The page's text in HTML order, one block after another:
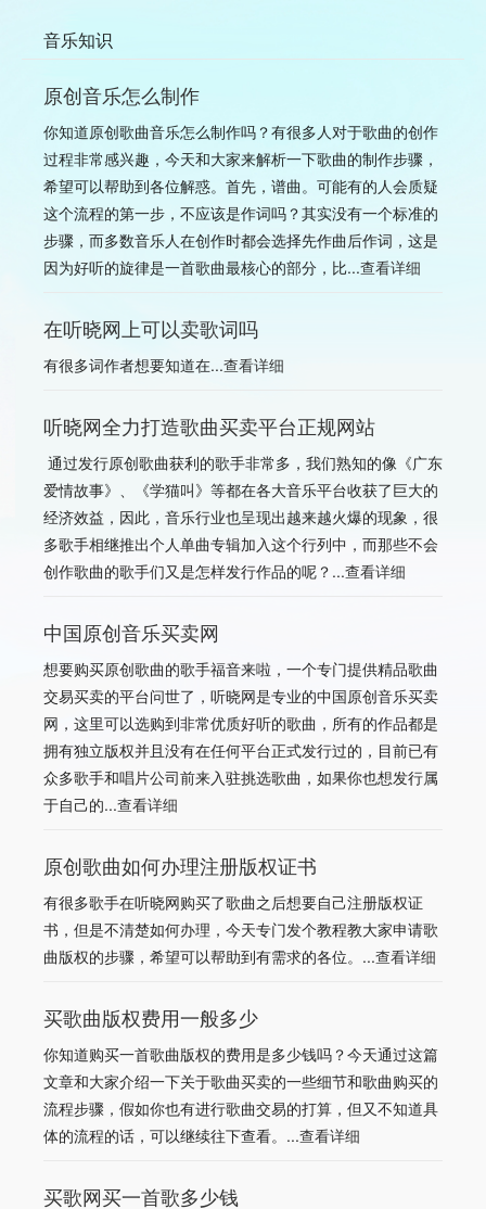
音乐知识
原创音乐怎么制作
你知道原创歌曲音乐怎么制作吗？有很多人对于歌曲的创作
过程非常感兴趣，今天和大家来解析一下歌曲的制作步骤，
希望可以帮助到各位解惑。首先，谱曲。可能有的人会质疑
这个流程的第一步，不应该是作词吗？其实没有一个标准的
步骤，而多数音乐人在创作时都会选择先作曲后作词，这是
因为好听的旋律是一首歌曲最核心的部分，比...查看详细
在听晓网上可以卖歌词吗
有很多词作者想要知道在...查看详细
听晓网全力打造歌曲买卖平台正规网站
通过发行原创歌曲获利的歌手非常多，我们熟知的像《广东
爱情故事》、《学猫叫》等都在各大音乐平台收获了巨大的
经济效益，因此，音乐行业也呈现出越来越火爆的现象，很
多歌手相继推出个人单曲专辑加入这个行列中，而那些不会
创作歌曲的歌手们又是怎样发行作品的呢？...查看详细
中国原创音乐买卖网
想要购买原创歌曲的歌手福音来啦，一个专门提供精品歌曲
交易买卖的平台问世了，听晓网是专业的中国原创音乐买卖
网，这里可以选购到非常优质好听的歌曲，所有的作品都是
拥有独立版权并且没有在任何平台正式发行过的，目前已有
众多歌手和唱片公司前来入驻挑选歌曲，如果你也想发行属
于自己的...查看详细
原创歌曲如何办理注册版权证书
有很多歌手在听晓网购买了歌曲之后想要自己注册版权证
书，但是不清楚如何办理，今天专门发个教程教大家申请歌
曲版权的步骤，希望可以帮助到有需求的各位。...查看详细
买歌曲版权费用一般多少
你知道购买一首歌曲版权的费用是多少钱吗？今天通过这篇
文章和大家介绍一下关于歌曲买卖的一些细节和歌曲购买的
流程步骤，假如你也有进行歌曲交易的打算，但又不知道具
体的流程的话，可以继续往下查看。...查看详细
买歌网买一首歌多少钱